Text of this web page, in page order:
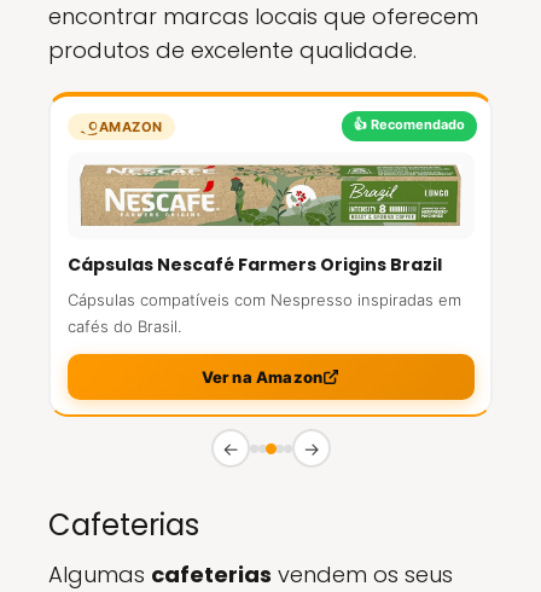
encontrar marcas locais que oferecem
produtos de excelente qualidade.
👍 Recomendado
AMAZON
Cápsulas Nescafé Farmers Origins Brazil
Cápsulas compatíveis com Nespresso inspiradas em
cafés do Brasil.
Ver na Amazon
← →
Cafeterias
Algumas cafeterias vendem os seus